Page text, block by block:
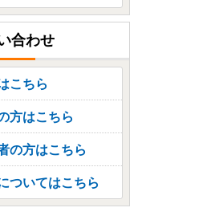
合わせ
こちら
方はこちら
の方はこちら
ついてはこちら